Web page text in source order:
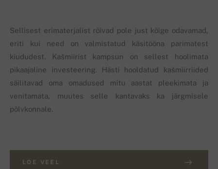
Sellisest erimaterjalist rõivad pole just kõige odavamad,
eriti kui need on valmistatud käsitööna parimatest
kiududest. Kašmiirist kampsun on sellest hoolimata
pikaajaline investeering. Hästi hooldatud kašmiirriided
säilitavad oma omadused mitu aastat pleekimata ja
venitamata, muutes selle kantavaks ka järgmisele
põlvkonnale.
LOE VEEL